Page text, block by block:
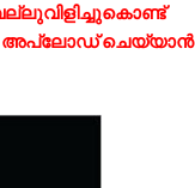
അപ്‌ലോഡ്‌ ചെയ്യാൻ